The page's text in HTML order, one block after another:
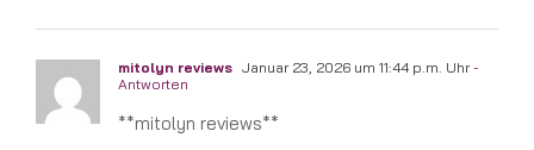
mitolyn reviews Januar 23, 2026 um 11:44 p.m. Uhr-
Antworten
**mitolyn reviews**